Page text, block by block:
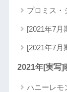
プロミス・
[2021年7月
[2021年7月
2021年[実写]
ハニーレモ